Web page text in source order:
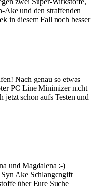
zwei Super-Wirkstoffe,
Ake und den straffenden
in diesem Fall noch besser
Nach genau so etwas
PC Line Minimizer nicht
jetzt schon aufs Testen und
und Magdalena :-)
Ake Schlangengift
über Eure Suche